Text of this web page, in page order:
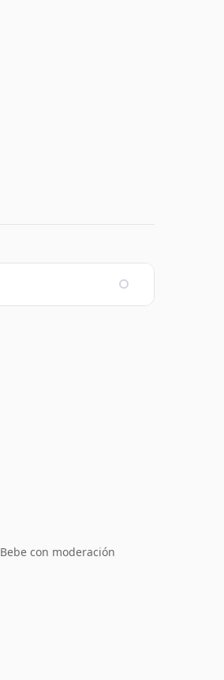
Bebe con moderación